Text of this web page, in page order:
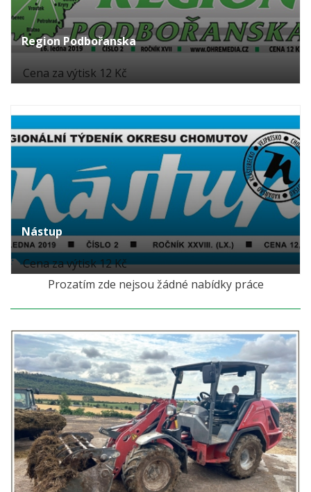
Region Podbořanska
Cena za výtisk 12 Kč
Nástup
Cena za výtisk 12 Kč
Prozatím zde nejsou žádné nabídky práce